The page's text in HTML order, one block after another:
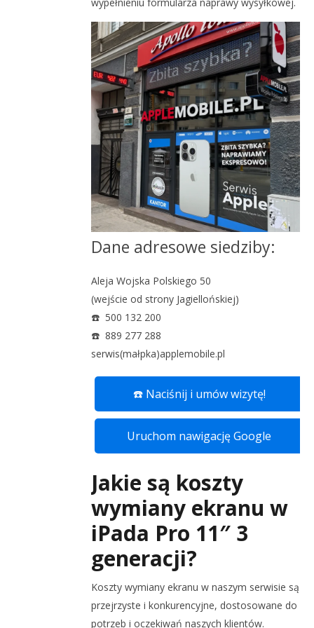
wypełnieniu formularza naprawy wysyłkowej.
Dane adresowe siedziby:
️Aleja Wojska Polskiego 50
(wejście od strony Jagiellońskiej)
☎️ 500 132 200
☎️ 889 277 288
serwis(małpka)applemobile.pl
☎️ Naciśnij i umów wizytę!
Uruchom nawigację Google
Jakie są koszty
wymiany ekranu w
iPada Pro 11″ 3
generacji?
Koszty wymiany ekranu w naszym serwisie są
przejrzyste i konkurencyjne, dostosowane do
potrzeb i oczekiwań naszych klientów.